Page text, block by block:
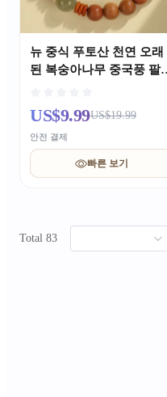
뉴 중식 푸토산 천연 오래
된 복숭아나무 중국풍 팔
연인 남녀용 오리지널 중국
풍 선물
US$9.99US$19.99
안전 결제
빠른 보기
Total 83